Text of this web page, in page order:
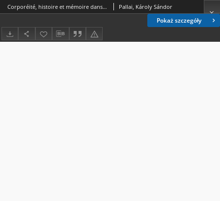
Pokaż szczegóły
Corporéité, histoire et mémoire dans la littérature polynésienne contemporaine Pallai, Károly Sándor